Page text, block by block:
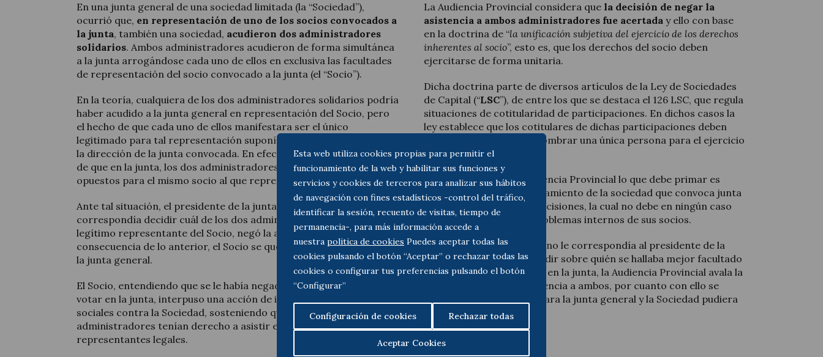
Esta web utiliza cookies propias para permitir el
funcionamiento de la web y habilitar sus funciones y
servicios y cookies de terceros para analizar sus hábitos
de navegación con fines estadísticos -control del tráfico,
identificar la sesión, recuento de visitas, tiempo de
permanencia-, para más información accede a
nuestra politica de cookies Puedes aceptar todas las
cookies pulsando el botón “Aceptar” o rechazar todas las
cookies o configurar tus preferencias pulsando el botón
“Configurar”
Configuración de cookies Rechazar todas
Aceptar Cookies
En una junta general de una sociedad limitada (la “Sociedad”),
ocurrió que, en representación de uno de los socios convocados a
la junta, también una sociedad, acudieron dos administradores
solidarios. Ambos administradores acudieron de forma simultánea
a la junta arrogándose cada uno de ellos en exclusiva las facultades
de representación del socio convocado a la junta (el “Socio”).
En la teoría, cualquiera de los dos administradores solidarios podría
haber acudido a la junta general en representación del Socio, pero
el hecho de que cada uno de ellos manifestara ser el único
legitimado para tal representación suponía un claro problema para
la dirección de la junta convocada. En efecto, se abría la posibilidad
de que en la junta, los dos administradores emitieran votos
opuestos para el mismo socio al que representaban.
Ante tal situación, el presidente de la junta, considerando que no le
correspondía decidir cuál de los dos administradores era el
legítimo representante del Socio, negó la asistencia a ambos. Como
consecuencia de lo anterior, el Socio se quedó sin representación en
la junta general.
El Socio, entendiendo que se le había negado el derecho a asistir y
votar en la junta, interpuso una acción de impugnación de acuerdos
sociales contra la Sociedad, sosteniendo que ambos
administradores tenían derecho a asistir en la junta por ser sus
representantes legales.
La Audiencia Provincial considera que la decisión de negar la
asistencia a ambos administradores fue acertada y ello con base
en la doctrina de “la unificación subjetiva del ejercicio de los derechos
inherentes al socio”, esto es, que los derechos del socio deben
ejercitarse de forma unitaria.
Dicha doctrina parte de diversos artículos de la Ley de Sociedades
de Capital (“LSC”), de entre los que se destaca el 126 LSC, que regula
situaciones de cotitularidad de participaciones. En dichos casos la
ley establece que los cotitulares de dichas participaciones deben
ponerse de acuerdo en nombrar una única persona para el ejercicio
de los derechos del socio.
En definitiva, para la Audiencia Provincial lo que debe primar es
preservar el buen funcionamiento de la sociedad que convoca junta
general y quiere tomar decisiones, la cual no debe en ningún caso
verse afectada por los problemas internos de sus socios.
Por ello, en la medida que no le correspondía al presidente de la
junta ni a la Sociedad decidir sobre quién se hallaba mejor facultado
para representar al Socio en la junta, la Audiencia Provincial avala la
decisión de negar la asistencia a ambos, por cuanto con ello se
posibilitó que se desarrollara la junta general y la Sociedad pudiera
tomar decisiones.